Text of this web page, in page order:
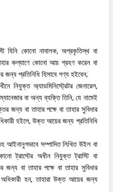
যিনি কোনো নাবালক, অপ্রকৃতিস্থ বা
কল্যাণে কোনো আয় গ্রহণ করেন বা
প্রতিনিধি হিসাবে গণ্য হইবেন;
নিযুক্ত অ্যাডমিনিস্ট্রেটর জেনারেল,
বা অন্য ব্যক্তি তিনি, যে নামেই
বা তাহার পক্ষে বা তাহার সুবিধার
হইলে, উক্ত আয়ের জন্য প্রতিনিধি
সম্পাদিত লিখিত উইল বা
ট্রাস্টের অধীন নিযুক্ত ট্রাস্টি বা
জন্য বা তাহার পক্ষে বা তাহার সুবিধার
হন, তাহারা উক্ত আয়ের জন্য